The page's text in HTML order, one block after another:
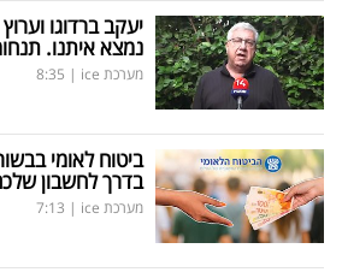
נמצא איתנו.
מערכת ice |
8:35
ביטוח לאומי
בדרך לחשבון
מערכת ice |
7:13